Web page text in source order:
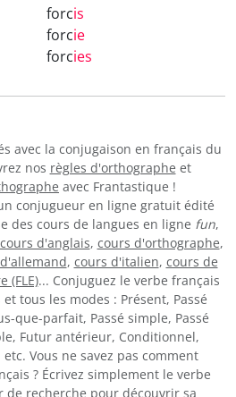
forcis
forcie
forcies
avec la conjugaison en français du
nos règles d'orthographe et
avec Frantastique !
conjugueur en ligne gratuit édité
des cours de langues en ligne fun,
cours d'anglais, cours d'orthographe,
, cours d'italien, cours de
(FLE)... Conjuguez le verbe français
tous les modes : Présent, Passé
que-parfait, Passé simple, Passé
Futur antérieur, Conditionnel,
Vous ne savez pas comment
? Écrivez simplement le verbe
recherche pour découvrir sa